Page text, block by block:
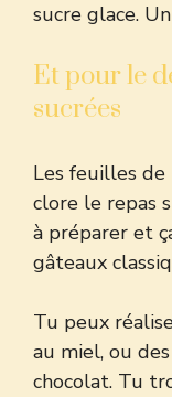
sucre glace.
Et pour le
sucrées
Les feuilles
clore le repas
à préparer et
gâteaux
Tu peux
au miel, ou
chocolat. Tu